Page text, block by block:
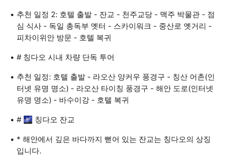
추천 일정 2: 호텔 출발 - 잔교 - 천주교당 - 맥주 박물관 - 점
심 식사 - 독일 총독부 옛터 - 스카이워크 - 중산로 옛거리 -
피차이위안 방문 - 호텔 복귀
# 칭다오 시내 차량 단독 투어
추천 일정: 호텔 출발 - 라오산 양커우 풍경구 - 칭산 어촌(인
터넷 유명 명소) - 라오산 타이칭 풍경구 - 해안 도로(인터넷
유명 명소) - 바수이강 - 호텔 복귀
# 🌌 칭다오 잔교
* 해안에서 깊은 바다까지 뻗어 있는 잔교는 칭다오의 상징
입니다.